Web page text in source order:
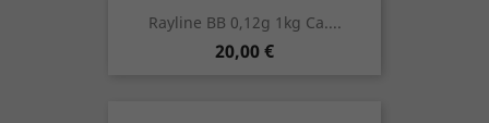
Rayline BB 0,12g 1kg Ca....
Preis
20,00 €